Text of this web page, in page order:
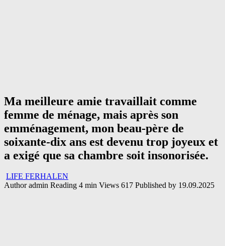
Ma meilleure amie travaillait comme
femme de ménage, mais après son
emménagement, mon beau-père de
soixante-dix ans est devenu trop joyeux et
a exigé que sa chambre soit insonorisée.
LIFE FERHALEN
Author admin Reading 4 min Views 617 Published by 19.09.2025